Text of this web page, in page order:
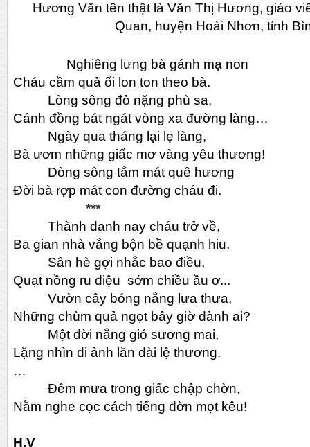
Hương Văn tên thật là Văn Thị Hương, giáo
Quan, huyện Hoài Nhơn, tỉnh
Nghiêng lưng bà gánh mạ non
Cháu cầm quả ổi lon ton theo bà.
Lòng sông đỏ nặng phù sa,
Cánh đồng bát ngát vòng xa đường làng…
Ngày qua tháng lại lẹ làng,
Bà ươm những giấc mơ vàng yêu thương!
Dòng sông tắm mát quê hương
Đời bà rợp mát con đường cháu đi.
***
Thành danh nay cháu trở về,
Ba gian nhà vắng bộn bề quạnh hiu.
Sân hè gợi nhắc bao điều,
Quạt nồng ru điệu sớm chiều ầu ơ...
Vườn cây bóng nắng lưa thưa,
Những chùm quả ngọt bây giờ dành ai?
Một đời nắng gió sương mai,
Lặng nhìn di ảnh lăn dài lệ thương.
…
Đêm mưa trong giấc chập chờn,
Nằm nghe cọc cách tiếng đờn mọt kêu!
H.V